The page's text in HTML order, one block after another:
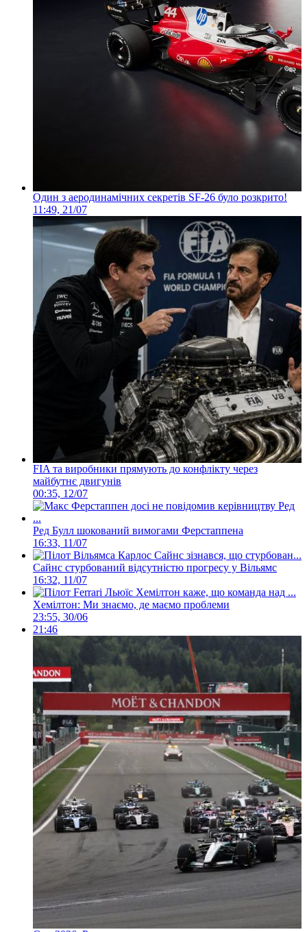
Один з аеродинамічних секретів SF-26 було розкрито!
11:49, 21/07
FIA та виробники прямують до конфлікту через
майбутнє двигунів
00:35, 12/07
Ред Булл шокований вимогами Ферстаппена
16:33, 11/07
Сайнс стурбований відсутністю прогресу у Вільямс
16:32, 11/07
Хемілтон: Ми знаємо, де маємо проблеми
23:55, 30/06
21:46